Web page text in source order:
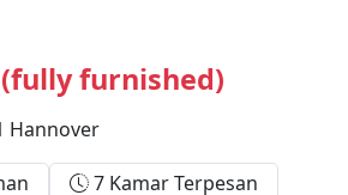
furnished)
Hannover
7 Kamar Terpesan